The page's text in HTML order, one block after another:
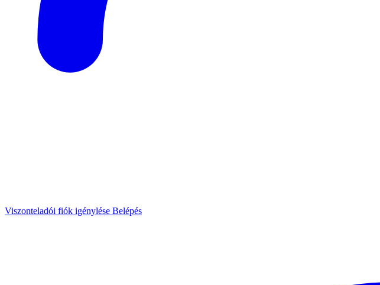
Viszonteladói fiók igénylése Belépés